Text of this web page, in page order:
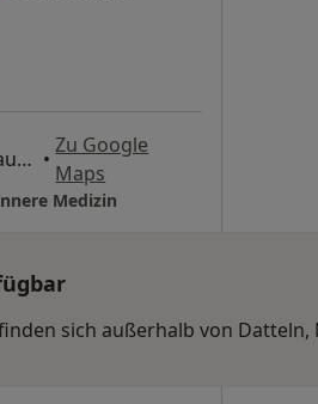
Glückaufstr. 10, Castrop-Rauxel •
Zu Google
Maps
Medizin
sich außerhalb von